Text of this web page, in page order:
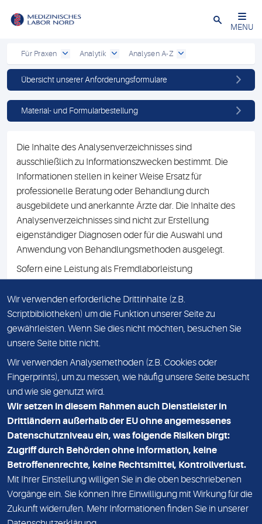
Schließen
MENU
Für Praxen Analytik Analysen A-Z
Übersicht unserer Anforderungsformulare
Material- und Formularbestellung
Die Inhalte des Analysenverzeichnisses sind
ausschließlich zu Informationszwecken bestimmt. Die
Informationen stellen in keiner Weise Ersatz für
professionelle Beratung oder Behandlung durch
ausgebildete und anerkannte Ärzte dar. Die Inhalte des
Analysenverzeichnisses sind nicht zur Erstellung
eigenständiger Diagnosen oder für die Auswahl und
Anwendung von Behandlungsmethoden ausgelegt.
Sofern eine Leistung als Fremdlaborleistung
Namen des Fremdlabors mit. Mit der Beauftragung der
Fremdlaborleistung erklären Sie sich mit dieser
Vereinbarung einverstanden.
DATENSCHUTZ
KONTAKT
NEWSLETTER
ADRESSE
MVZ Medizinisches Labor Nord MLN GmbH
Essener Straße 108
22419 Hamburg
Wir verwenden erforderliche Drittinhalte (z.B.
Scriptbibliotheken) um die Funktion unserer Seite zu
gewährleisten. Wenn Sie dies nicht möchten, besuchen Sie
unsere Seite bitte nicht.
Wir verwenden Analysemethoden (z.B. Cookies oder
Fingerprints), um zu messen, wie häufig unsere Seite besucht
und wie sie genutzt wird.
Wir setzen in diesem Rahmen auch Dienstleister in
Drittländern außerhalb der EU ohne angemessenes
Datenschutzniveau ein, was folgende Risiken birgt:
Zugriff durch Behörden ohne Information, keine
Betroffenenrechte, keine Rechtsmittel, Kontrollverlust.
Mit Ihrer Einstellung willigen Sie in die oben beschriebenen
Vorgänge ein. Sie können Ihre Einwilligung mit Wirkung für die
Zukunft widerrufen. Mehr Informationen finden Sie in unserer